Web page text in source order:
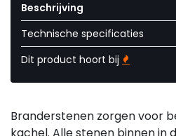
Beschrijving
Technische specificaties
Dit product hoort bij
Branderstenen zorgen voor